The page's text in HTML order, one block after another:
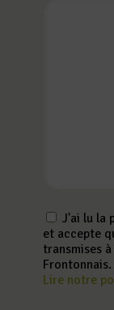
J'ai lu la
et accepte
transmises
Frontonnais.
Lire notre